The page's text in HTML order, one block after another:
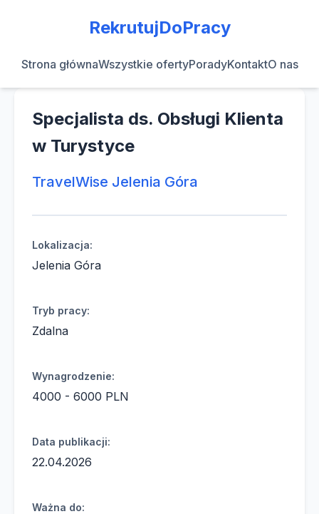
RekrutujDoPracy
Strona głównaWszystkie ofertyPoradyKontaktO nas
Specjalista ds. Obsługi Klienta
w Turystyce
TravelWise Jelenia Góra
Lokalizacja:
Jelenia Góra
Tryb pracy:
Zdalna
Wynagrodzenie:
4000 - 6000 PLN
Data publikacji:
22.04.2026
Ważna do: